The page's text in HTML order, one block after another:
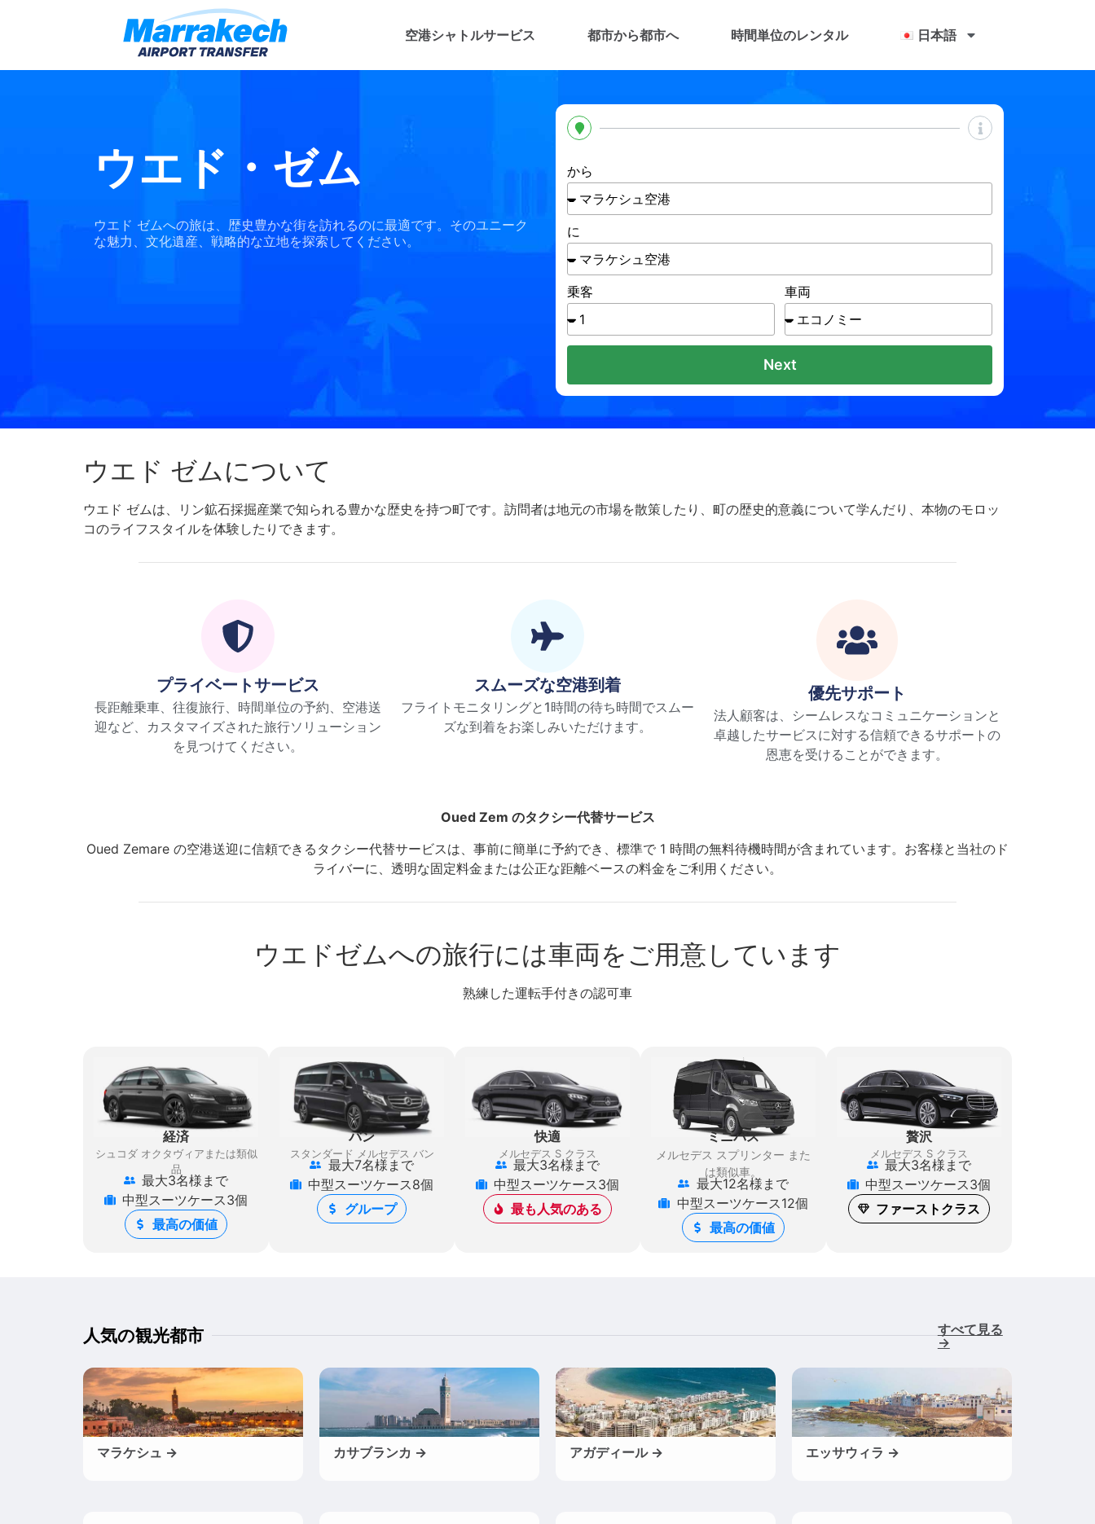
空港シャトルサービス 都市から都市へ 時間単位のレンタル 日本語
ウエド・ゼム
ウエド ゼムへの旅は、歴史豊かな街を訪れるのに最適です。そのユニーク
な魅力、文化遺産、戦略的な立地を探索してください。
から
に
乗客 車両
Next
ウエド ゼムについて
ウエド ゼムは、リン鉱石採掘産業で知られる豊かな歴史を持つ町です。訪問者は地元の市場を散策したり、町の歴史的意義について学んだり、本物のモロッ
コのライフスタイルを体験したりできます。
プライベートサービス
長距離乗車、往復旅行、時間単位の予約、空港送
迎など、カスタマイズされた旅行ソリューション
を見つけてください。
スムーズな空港到着
フライトモニタリングと1時間の待ち時間でスムー
ズな到着をお楽しみいただけます。
優先サポート
法人顧客は、シームレスなコミュニケーションと
卓越したサービスに対する信頼できるサポートの
恩恵を受けることができます。
Oued Zem のタクシー代替サービス
Oued Zemare の空港送迎に信頼できるタクシー代替サービスは、事前に簡単に予約でき、標準で 1 時間の無料待機時間が含まれています。お客様と当社のド
ライバーに、透明な固定料金または公正な距離ベースの料金をご利用ください。
ウエドゼムへの旅行には車両をご用意しています
熟練した運転手付きの認可車
経済
シュコダ オクタヴィアまたは類似
品
最大3名様まで
中型スーツケース3個
最高の価値
バン
スタンダード メルセデス バン
最大7名様まで
中型スーツケース8個
グループ
快適
メルセデス S クラス
最大3名様まで
中型スーツケース3個
最も人気のある
ミニバス
メルセデス スプリンター また
は類似車。
最大12名様まで
中型スーツケース12個
最高の価値
贅沢
メルセデス S クラス
最大3名様まで
中型スーツケース3個
ファーストクラス
人気の観光都市
すべて見る
→
マラケシュ → カサブランカ → アガディール → エッサウィラ →